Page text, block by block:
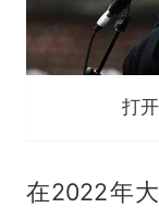
打
在2022年